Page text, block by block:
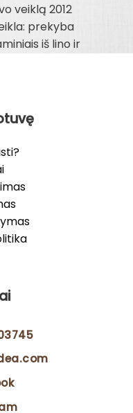
veiklą 2012
prekyba
iš lino ir